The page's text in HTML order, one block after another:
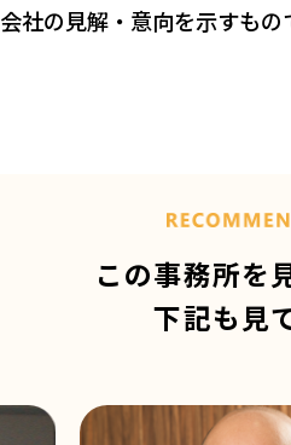
会社の見解・意向を示すもの
この事務所を
下記も見